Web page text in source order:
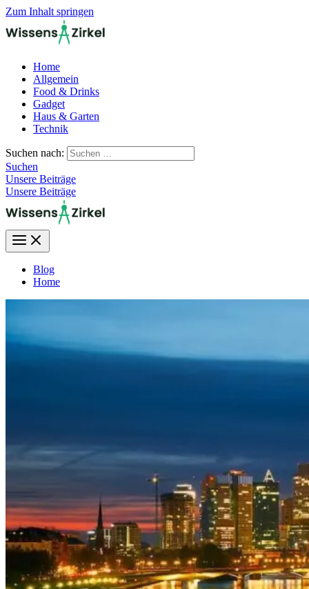
Zum Inhalt springen
Home
Allgemein
Food & Drinks
Gadget
Haus & Garten
Technik
Suchen nach:
Suchen
Unsere Beiträge
Unsere Beiträge
Blog
Home